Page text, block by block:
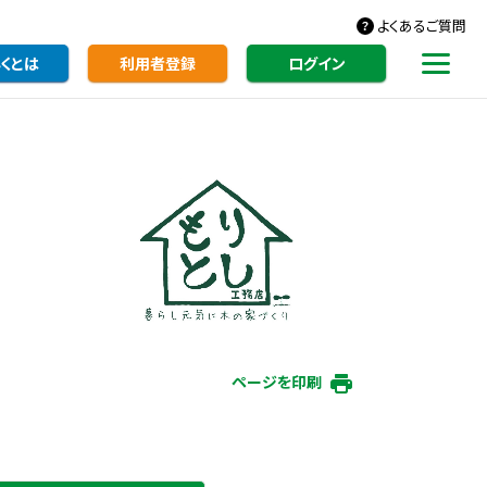
よくあるご質問
とは 利用者登録 ログイン
ページを印刷